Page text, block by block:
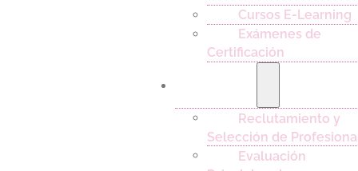
Cursos E-Learning
Exámenes de
Certificación
Reclutamiento y
Selección de
Evaluación